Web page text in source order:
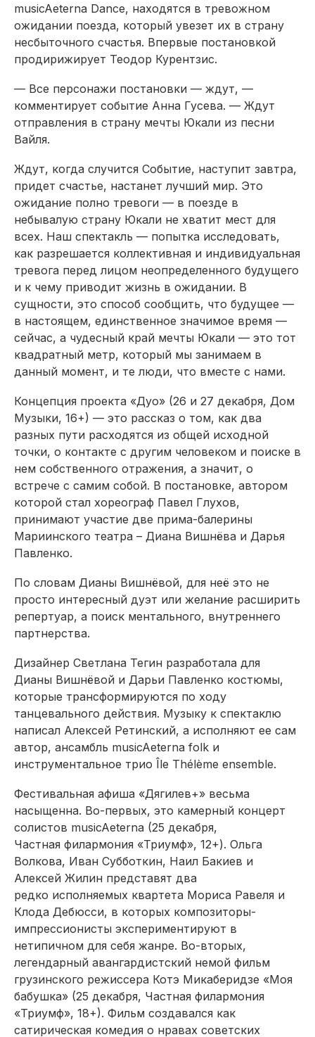
musicAeterna Dance, находятся в тревожном
ожидании поезда, который увезет их в страну
несбыточного счастья. Впервые постановкой
продирижирует Теодор Курентзис.
— Все персонажи постановки — ждут, —
комментирует событие Анна Гусева. — Ждут
отправления в страну мечты Юкали из песни
Вайля.
Ждут, когда случится Событие, наступит завтра,
придет счастье, настанет лучший мир. Это
ожидание полно тревоги — в поезде в
небывалую страну Юкали не хватит мест для
всех. Наш спектакль — попытка исследовать,
как разрешается коллективная и индивидуальная
тревога перед лицом неопределенного будущего
и к чему приводит жизнь в ожидании. В
сущности, это способ сообщить, что будущее —
в настоящем, единственное значимое время —
сейчас, а чудесный край мечты Юкали — это тот
квадратный метр, который мы занимаем в
данный момент, и те люди, что вместе с нами.
Концепция проекта «Дуо» (26 и 27 декабря, Дом
Музыки, 16+) — это рассказ о том, как два
разных пути расходятся из общей исходной
точки, о контакте с другим человеком и поиске в
нем собственного отражения, а значит, о
встрече с самим собой. В постановке, автором
которой стал хореограф Павел Глухов,
принимают участие две прима-балерины
Мариинского театра – Диана Вишнёва и Дарья
Павленко.
По словам Дианы Вишнёвой, для неё это не
просто интересный дуэт или желание расширить
репертуар, а поиск ментального, внутреннего
партнерства.
Дизайнер Светлана Тегин разработала для
Дианы Вишнёвой и Дарьи Павленко костюмы,
которые трансформируются по ходу
танцевального действия. Музыку к спектаклю
написал Алексей Ретинский, а исполняют ее сам
автор, ансамбль musicAeterna folk и
инструментальное трио Île Thélème ensemble.
Фестивальная афиша «Дягилев+» весьма
насыщенна. Во-первых, это камерный концерт
солистов musicAeterna (25 декабря,
Частная филармония «Триумф», 12+). Ольга
Волкова, Иван Субботкин, Наил Бакиев и
Алексей Жилин представят два
редко исполняемых квартета Мориса Равеля и
Клода Дебюсси, в которых композиторы-
импрессионисты экспериментируют в
нетипичном для себя жанре. Во-вторых,
легендарный авангардистский немой фильм
грузинского режиссера Котэ Микаберидзе «Моя
бабушка» (25 декабря, Частная филармония
«Триумф», 18+). Фильм создавался как
сатирическая комедия о нравах советских